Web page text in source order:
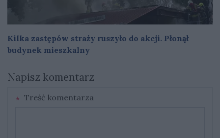
Kilka zastępów straży ruszyło do akcji. Płonął
budynek mieszkalny
Napisz komentarz
Treść komentarza